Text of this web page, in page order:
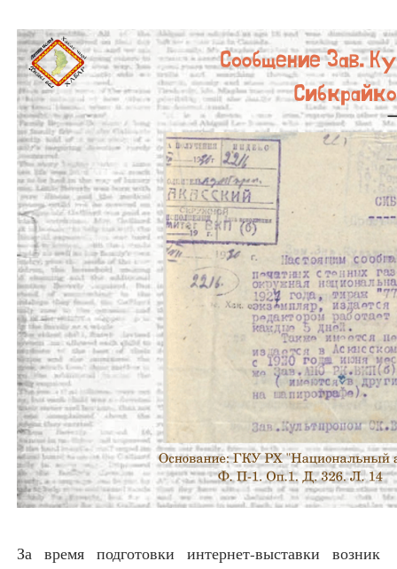
За время подготовки интернет-выставки возник